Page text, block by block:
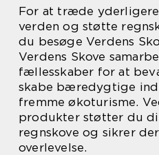
For at træde
verden og støtte
du besøge Verdens
Verdens Skove
fællesskaber for at
skabe bæredygtige
fremme økoturisme.
produkter støtter du
regnskove og sikrer
overlevelse.